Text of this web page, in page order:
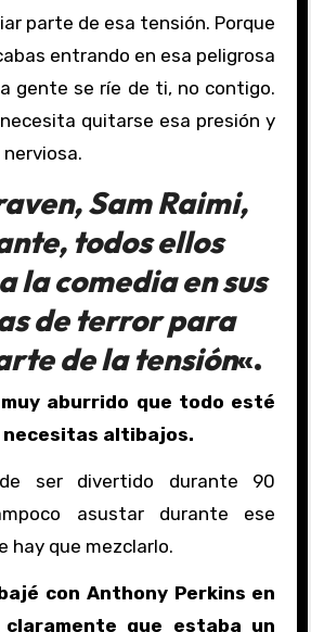
parte de esa tensión. Porque
entrando en esa peligrosa
gente se ríe de ti, no contigo.
quitarse esa presión y
,Sam Raimi,
, todos ellos
la comedia en sus
de terror para
de la tensión«.
muy aburrido que todo esté
necesitas altibajos.
ser divertido durante 90
asustar durante ese
hay que mezclarlo.
con Anthony Perkins en
que estaba un